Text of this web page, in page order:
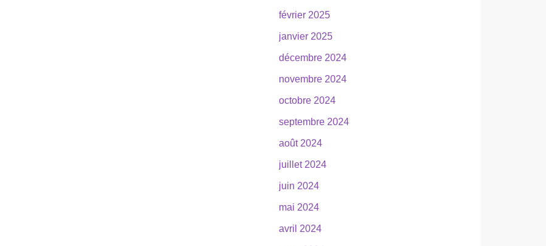
février 2025
janvier 2025
décembre 2024
novembre 2024
octobre 2024
septembre 2024
août 2024
juillet 2024
juin 2024
mai 2024
avril 2024